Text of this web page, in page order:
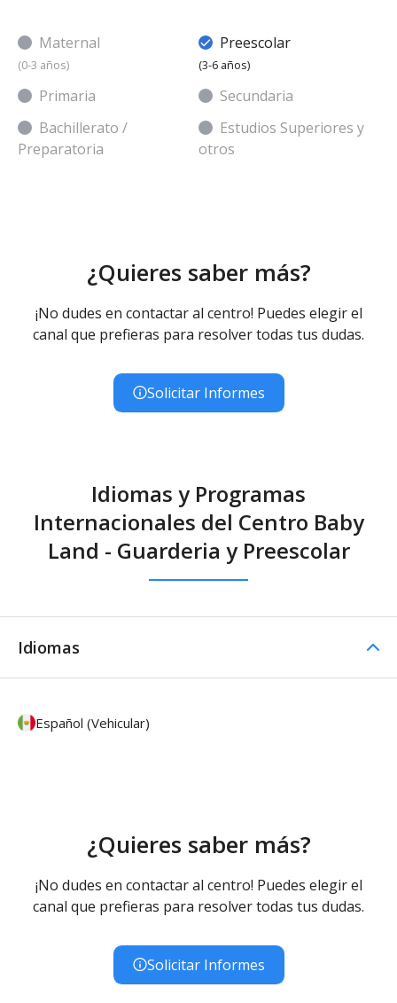
Maternal
(0-3 años)
Preescolar
(3-6 años)
Primaria
Secundaria
Bachillerato /
Preparatoria
Estudios Superiores y
otros
¿Quieres saber más?
¡No dudes en contactar al centro! Puedes elegir el
canal que prefieras para resolver todas tus dudas.
Solicitar Informes
Idiomas y Programas
Internacionales del Centro Baby
Land - Guarderia y Preescolar
Idiomas
Español (Vehicular)
¿Quieres saber más?
¡No dudes en contactar al centro! Puedes elegir el
canal que prefieras para resolver todas tus dudas.
Solicitar Informes